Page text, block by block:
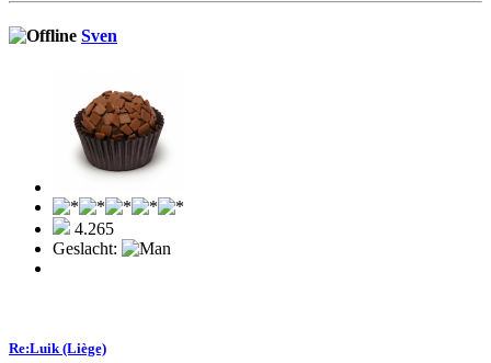
Sven
4.265
Geslacht:
Re:Luik (Liège)